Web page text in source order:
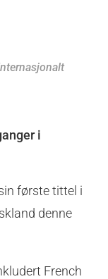
i
første tittel i
denne
French